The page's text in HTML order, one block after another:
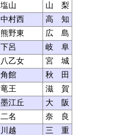
塩山
山 梨
中村西
高 知
熊野東
広 島
下呂
岐 阜
八乙女
宮 城
角館
秋 田
竜王
滋 賀
墨江丘
大 阪
二名
奈 良
川越
三 重